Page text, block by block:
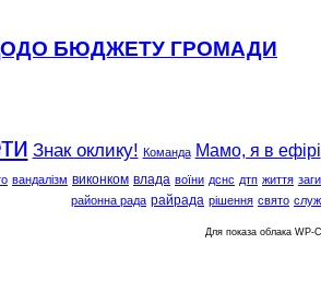
БЮДЖЕТУ ГРОМАДИ
Знак оклику! Команда Мамо, я в ефірі
вандалізм виконком влада воїни дснс дтп життя
районна рада райрада рішення свято
Для показа облака WP-